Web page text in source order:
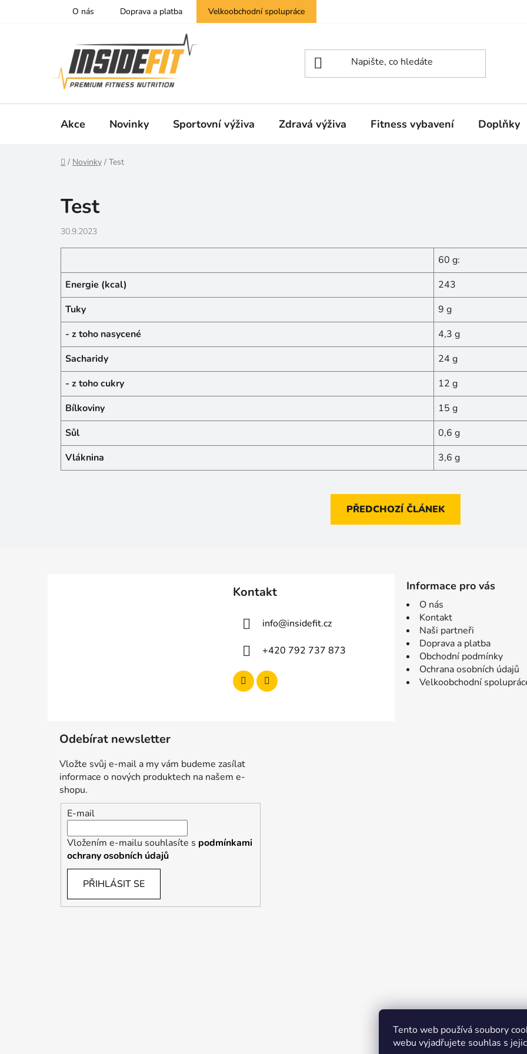
Tento web používá soubory
webu vyjadřujete souhlas s
O nás Doprava a platba Velkoobchodní spolupráce
Akce Novinky Sportovní výživa Zdravá výživa Fitness vybavení Doplňky
Domů
/ Novinky / Test
Test
30.9.2023
60 g:
Energie (kcal)
243
Tuky
9 g
- z toho nasycené
4,3 g
Sacharidy
24 g
- z toho cukry
12 g
Bílkoviny
15 g
Sůl
0,6 g
Vláknina
3,6 g
PŘEDCHOZÍ ČLÁNEK
Kontakt
info@insidefit.cz
+420 792 737 873
Informace pro vás
O nás
Kontakt
Naši partneři
Doprava a platba
Obchodní podmínky
Ochrana osobních údajů
Velkoobchodní
Odebírat newsletter
Vložte svůj e-mail a my vám budeme zasílat
informace o nových produktech na našem e-
shopu.
E-mail
Vložením e-mailu souhlasíte s podmínkami
ochrany osobních údajů
PŘIHLÁSIT SE